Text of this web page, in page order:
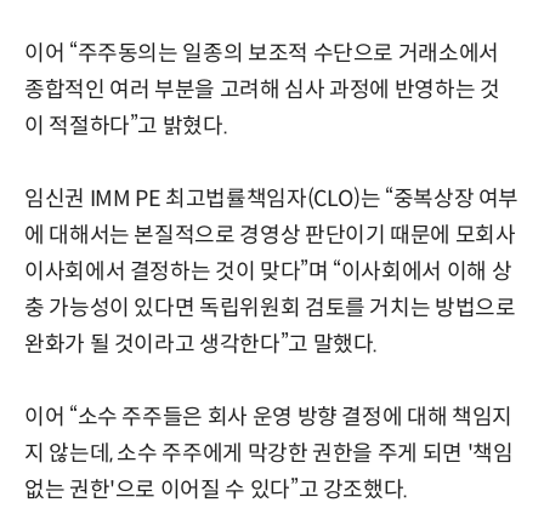
이어 “주주동의는 일종의 보조적 수단으로 거래소에서
종합적인 여러 부분을 고려해 심사 과정에 반영하는 것
이 적절하다”고 밝혔다.
임신권 IMM PE 최고법률책임자(CLO)는 “중복상장 여부
에 대해서는 본질적으로 경영상 판단이기 때문에 모회사
이사회에서 결정하는 것이 맞다”며 “이사회에서 이해 상
충 가능성이 있다면 독립위원회 검토를 거치는 방법으로
완화가 될 것이라고 생각한다”고 말했다.
이어 “소수 주주들은 회사 운영 방향 결정에 대해 책임지
지 않는데, 소수 주주에게 막강한 권한을 주게 되면 '책임
없는 권한'으로 이어질 수 있다”고 강조했다.